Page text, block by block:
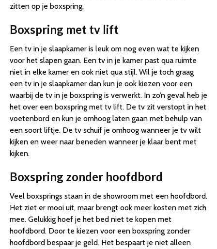
zitten op je boxspring.
Boxspring met tv lift
Een tv in je slaapkamer is leuk om nog even wat te kijken
voor het slapen gaan. Een tv in je kamer past qua ruimte
niet in elke kamer en ook niet qua stijl. Wil je toch graag
een tv in je slaapkamer dan kun je ook kiezen voor een
waarbij de tv in je boxspring is verwerkt. In zo’n geval heb je
het over een boxspring met tv lift. De tv zit verstopt in het
voetenbord en kun je omhoog laten gaan met behulp van
een soort liftje. De tv schuif je omhoog wanneer je tv wilt
kijken en weer naar beneden wanneer je klaar bent met
kijken.
Boxspring zonder hoofdbord
Veel boxsprings staan in de showroom met een hoofdbord.
Het ziet er mooi uit, maar brengt ook meer kosten met zich
mee. Gelukkig hoef je het bed niet te kopen met
hoofdbord. Door te kiezen voor een boxspring zonder
hoofdbord bespaar je geld. Het bespaart je niet alleen